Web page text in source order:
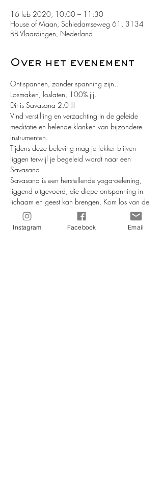
16 feb 2020, 10:00 – 11:30
House of Maan, Schiedamseweg 61, 3134
BB Vlaardingen, Nederland
Over het evenement
Ont-spannen, zonder spanning zijn…
Losmaken, loslaten, 100% jij.
Dit is Savasana 2.0 !!
Vind verstilling en verzachting in de geleide
meditatie en helende klanken van bijzondere
instrumenten.
Tijdens deze beleving mag je lekker blijven
liggen terwijl je begeleid wordt naar een
Savasana.
Savasana is een herstellende yoga-oefening,
liggend uitgevoerd, die diepe ontspanning in
lichaam en geest kan brengen. Kom los van de
dagelijkse drukte en voel jouw vrijheid
Afgestemd op de groep en het moment neemt
Mor Elmora je mee in een geleide meditatie,
Instagram Facebook Email